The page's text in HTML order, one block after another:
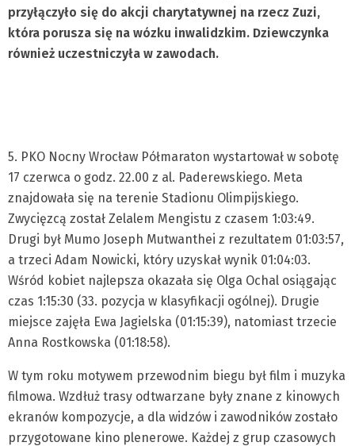
przyłączyło się do akcji charytatywnej na rzecz Zuzi,
która porusza się na wózku inwalidzkim. Dziewczynka
również uczestniczyła w zawodach.
5. PKO Nocny Wrocław Półmaraton wystartował w sobotę
17 czerwca o godz. 22.00 z al. Paderewskiego. Meta
znajdowała się na terenie Stadionu Olimpijskiego.
Zwycięzcą został Zelalem Mengistu z czasem 1:03:49.
Drugi był Mumo Joseph Mutwanthei z rezultatem 01:03:57,
a trzeci Adam Nowicki, który uzyskał wynik 01:04:03.
Wśród kobiet najlepsza okazała się Olga Ochal osiągając
czas 1:15:30 (33. pozycja w klasyfikacji ogólnej). Drugie
miejsce zajęła Ewa Jagielska (01:15:39), natomiast trzecie
Anna Rostkowska (01:18:58).
W tym roku motywem przewodnim biegu był film i muzyka
filmowa. Wzdłuż trasy odtwarzane były znane z kinowych
ekranów kompozycje, a dla widzów i zawodników zostało
przygotowane kino plenerowe. Każdej z grup czasowych